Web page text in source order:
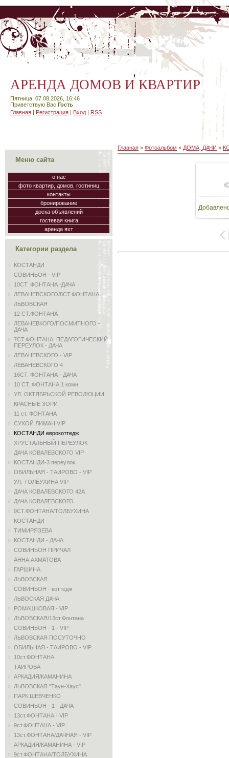
АРЕНДА ДОМОВ И КВАРТИР
Пятница, 07.08.2026, 16:46
Приветствую Вас Гость
Главная | Регистрация | Вход | RSS
Меню сайта
о нас
фото квартир, домов, гостиниц
контакты
бронирование
доска объявлений
гостевая книга
аренда яхт
Категории раздела
КОСТАНДИ
СОВИНЬОН - VIP
10СТ. ФОНТАНА -ДАЧА
ЛЕВАНЕВСКОГО/8СТ.ФОНТАНА
ЛЬВОВСКАЯ
12 СТ.ФОНТАНА
ЛЕВАНЕВКОГО/ПОСМИТНОГО -
ДАЧА
7СТ.ФОНТАНА. ПЕДАГОГИЧЕСКИЙ
ПЕРЕУЛОК - ДАЧА
ЛЕВАНЕВСКОГО - VIP
ЛЕВАНЕВСКОГО 4
16СТ. ФОНТАНА - ДАЧА
10 СТ. ФОНТАНА 1 комн
УЛ. ОКТЯБРЬСКОЙ РЕВОЛЮЦИИ
КРАСНЫЕ ЗОРИ
11 ст. ФОНТАНА
СУХОЙ ЛИМАН VIP
КОСТАНДИ еврокоттедж
ХРУСТАЛЬНЫЙ ПЕРЕУЛОК
ДАЧА КОВАЛЕВСКОГО VIP
КОСТАНДИ-3 переулок
ОБИЛЬНАЯ - ТАИРОВО - VIP
УЛ. ТОЛБУХИНА VIP
ДАЧА КОВАЛЕВСКОГО 42А
ДАЧА КОВАЛЕВСКОГО
9СТ.ФОНТАНА/ТОЛБУХИНА
КОСТАНДИ
ТИМИРЯЗЕВА
КОСТАНДИ - ДАЧА
СОВИНЬОН ПРИЧАЛ
АННА АХМАТОВА
ГАРШИНА
ЛЬВОВСКАЯ
СОВИНЬОН - коттедж
ЛЬВОСКАЯ ДАЧА
РОМАШКОВАЯ - VIP
ЛЬВОВСКАЯ/13ст.Фонтана
СОВИНЬОН - 1 - VIP
ЛЬВОВСКАЯ ПОСУТОЧНО
ОБИЛЬНАЯ - ТАИРОВО - VIP
10ст.ФОНТАНА
ТАИРОВА
АРКАДИЯ/КАМАНИНА
ЛЬВОВСКАЯ "Таун-Хаус"
ПАРК ШЕВЧЕНКО
СОВИНЬОН - 1 - ДАЧА
13ст.ФОНТАНА - VIP
9ст.ФОНТАНА - VIP
13ст.ФОНТАНА/ДАЧНАЯ - VIP
АРКАДИЯ/КАМАНИНА - VIP
9ст.ФОНТАНА/ТОЛБУХИНА
Главная » Фотоальбом » ДОМА, ДАЧИ »